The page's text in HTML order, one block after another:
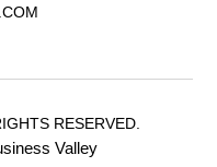
RESERVED.
Valley